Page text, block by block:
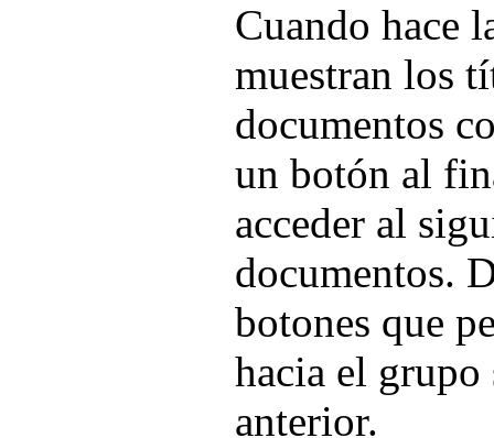
Cuando hace
muestran los
documentos
un botón al
acceder al
documentos.
botones que
hacia el
anterior.